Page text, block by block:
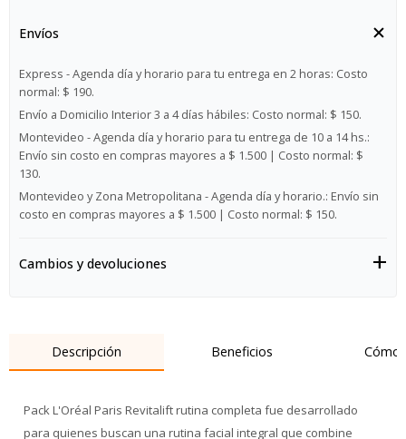
Envíos
Express - Agenda día y horario para tu entrega en 2 horas: Costo
normal: $ 190.
Envío a Domicilio Interior 3 a 4 días hábiles: Costo normal: $ 150.
Montevideo - Agenda día y horario para tu entrega de 10 a 14 hs.:
Envío sin costo en compras mayores a $ 1.500 | Costo normal: $
130.
Montevideo y Zona Metropolitana - Agenda día y horario.: Envío sin
costo en compras mayores a $ 1.500 | Costo normal: $ 150.
Cambios y devoluciones
Descripción Beneficios Cómo
Pack L'Oréal Paris Revitalift rutina completa fue desarrollado
para quienes buscan una rutina facial integral que combine